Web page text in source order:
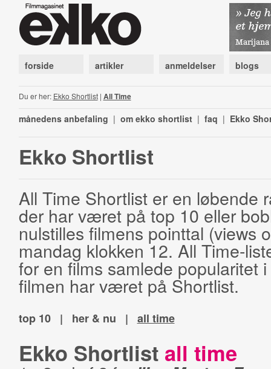
forside artikler anmeldelser blogs
Du er her: Ekko Shortlist| All Time
månedens anbefaling | om ekko shortlist | faq | Ekko
Ekko Shortlist
All Time Shortlist er en løbende
der har været på top 10 eller
nulstilles filmens pointtal (views
mandag klokken 12. All Time-
for en films samlede popularitet
filmen har været på Shortlist.
top 10 | her & nu | all time
Ekko Shortlist all time